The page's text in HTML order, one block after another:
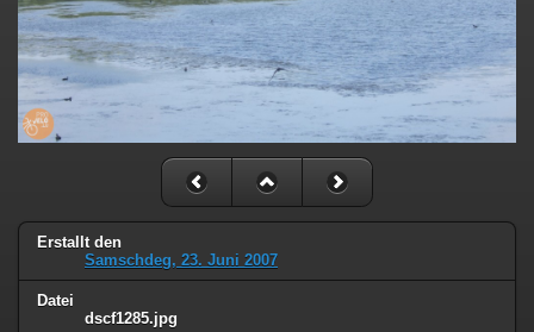
Erstallt den
Samschdeg, 23. Juni 2007
Datei
dscf1285.jpg